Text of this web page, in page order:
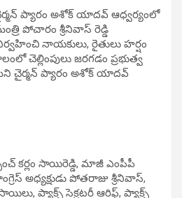
ప్యారం అశోక్ యాదవ్ ఆధ్వర్యంలో
పోచారం శ్రీనివాస్ రెడ్డి
నాయకులు, రైతులు హర్షం
చెల్లింపులు జరగడం ప్రభుత్వ
చైర్మన్ ప్యారం అశోక్ యాదవ్
కర్లం సాయిరెడ్డి, మాజీ ఎంపీపీ
అధ్యక్షుడు పోతరాజు శ్రీనివాస్,
ప్యాక్స్ సెక్రటరీ ఆరిఫ్, ప్యాక్స్